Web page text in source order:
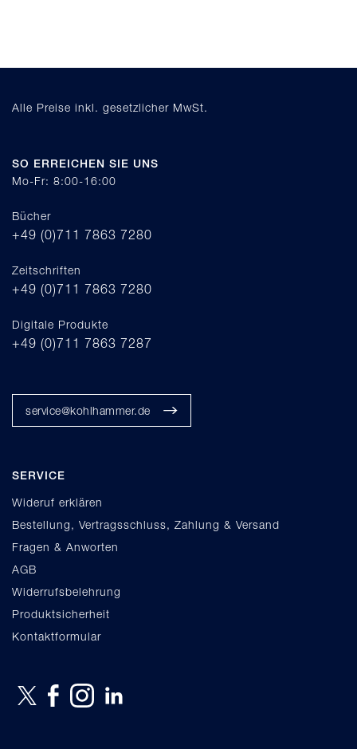
Alle Preise inkl. gesetzlicher MwSt.
SO ERREICHEN SIE UNS
Mo-Fr: 8:00-16:00
Bücher
+49 (0)711 7863 7280
Zeitschriften
+49 (0)711 7863 7280
Digitale Produkte
+49 (0)711 7863 7287
service@kohlhammer.de
SERVICE
Wideruf erklären
Bestellung, Vertragsschluss, Zahlung & Versand
Fragen & Anworten
AGB
Widerrufsbelehrung
Produktsicherheit
Kontaktformular